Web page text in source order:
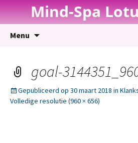
Mind-Spa
Menu
goal-
Gepubliceerd op 30 maart 2018 in
Volledige resolutie (960 × 656)